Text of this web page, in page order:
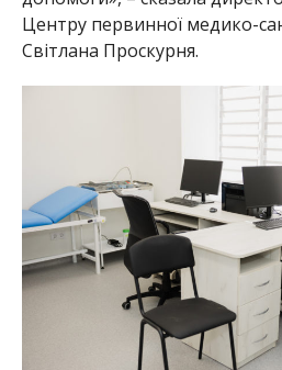
Кабінет прийому пацієнтів у